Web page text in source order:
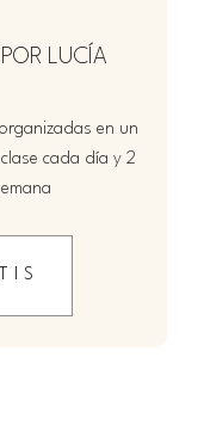
LUCÍA
en un
cada día y 2